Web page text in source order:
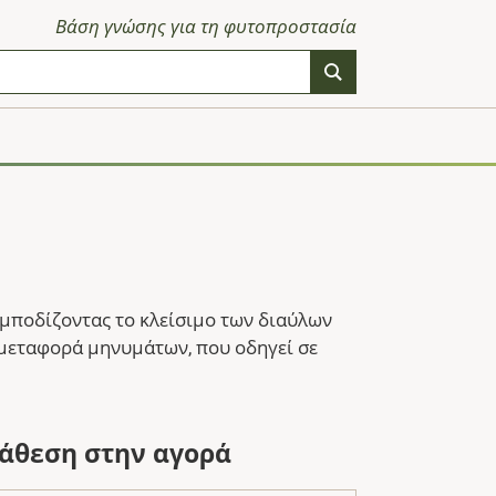
Βάση γνώσης για τη φυτοπροστασία
το κλείσιμο των διαύλων
μηνυμάτων, που οδηγεί σε
στην αγορά